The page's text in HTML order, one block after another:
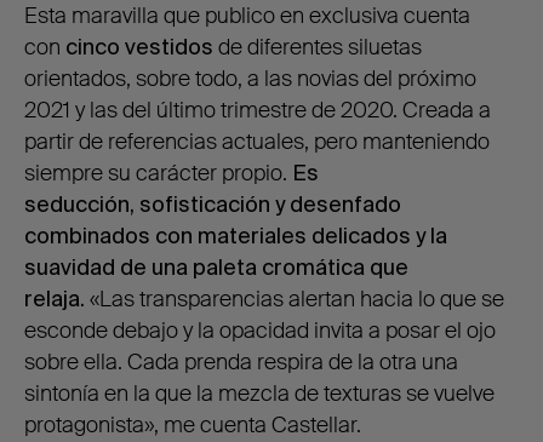
Esta maravilla que publico en exclusiva cuenta
con cinco vestidos de diferentes siluetas
orientados, sobre todo, a las novias del próximo
2021 y las del último trimestre de 2020. Creada a
partir de referencias actuales, pero manteniendo
siempre su carácter propio. Es
seducción, sofisticación y desenfado
combinados con materiales delicados y la
suavidad de una paleta cromática que
relaja. «Las transparencias alertan hacia lo que se
esconde debajo y la opacidad invita a posar el ojo
sobre ella. Cada prenda respira de la otra una
sintonía en la que la mezcla de texturas se vuelve
protagonista», me cuenta Castellar.